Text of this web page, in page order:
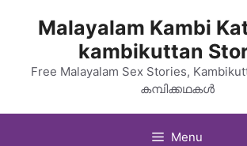
Malayalam Kambi
kambikuttan
Free Malayalam Sex Stories,
കമ്പിക്കഥകൾ
Menu